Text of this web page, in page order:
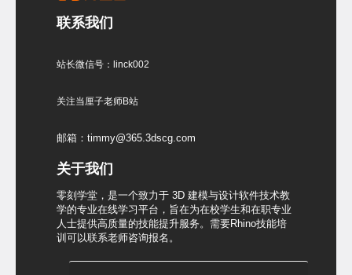
联系我们
站长微信号：linck002
关注当厘子老师B站
邮箱：timmy@365.3dscg.com
关于我们
零刻学堂，是一个致力于 3D 建模与设计软件技术教
学的专业在线学习平台，旨在为在校学生和在职专业
人士提供高质量的技能提升服务。需要Rhino技能培
训可以联系老师咨询报名。